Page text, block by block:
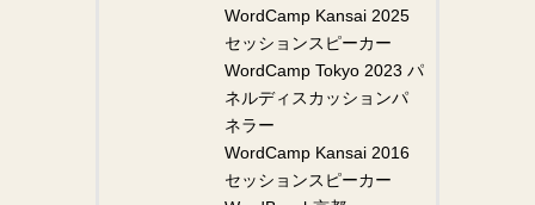
WordCamp Kansai 2025
セッションスピーカー
WordCamp Tokyo 2023 パ
ネルディスカッションパ
ネラー
WordCamp Kansai 2016
セッションスピーカー